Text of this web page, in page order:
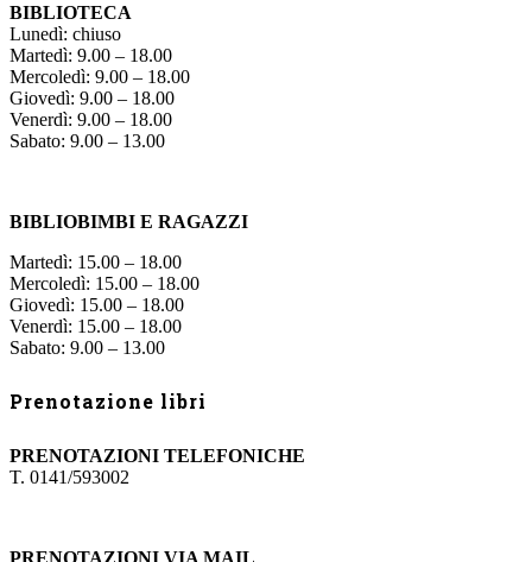
BIBLIOTECA
Lunedì: chiuso
Martedì: 9.00 – 18.00
Mercoledì: 9.00 – 18.00
Giovedì: 9.00 – 18.00
Venerdì: 9.00 – 18.00
Sabato: 9.00 – 13.00
BIBLIOBIMBI E RAGAZZI
Martedì: 15.00 – 18.00
Mercoledì: 15.00 – 18.00
Giovedì: 15.00 – 18.00
Venerdì: 15.00 – 18.00
Sabato: 9.00 – 13.00
Prenotazione libri
PRENOTAZIONI TELEFONICHE
T. 0141/593002